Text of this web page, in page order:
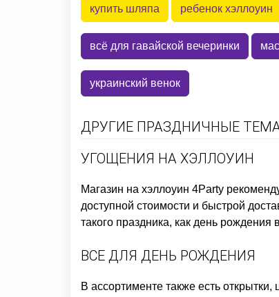
купить шляпа ребенок хэллоуин
всё для гавайской вечеринки
украинский венок
ДРУГИЕ ПРАЗДНИЧНЫЕ
УГОЩЕНИЯ НА ХЭЛЛОУИН
Магазин на хэллоуин 4Party
доступной стоимости и быстрой
такого праздника, как день рождения
ВСЕ ДЛЯ ДЕНЬ РОЖДЕНИЯ
В ассортименте также есть открытки,